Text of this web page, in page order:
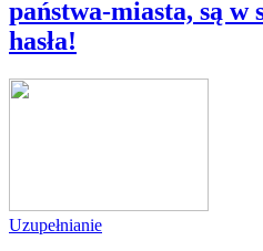
państwa-miasta, są w
hasła!
Uzupełnianie